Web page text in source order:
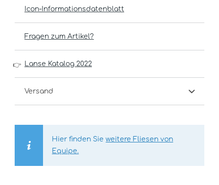
Icon-Informationsdatenblatt
Fragen zum Artikel?
👉 Lanse Katalog 2022
Versand
Hier finden Sieweitere Fliesen von
Equipe.